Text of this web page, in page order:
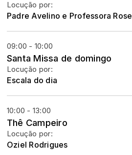
Locução por:
Padre Avelino e Professora Rose
09:00 - 10:00
Santa Missa de domingo
Locução por:
Escala do dia
10:00 - 13:00
Thê Campeiro
Locução por:
Oziel Rodrigues